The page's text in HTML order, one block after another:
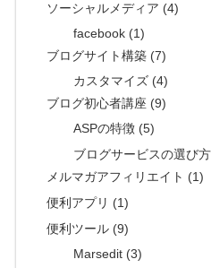
ソーシャルメディア (4)
facebook (1)
ブログサイト構築 (7)
カスタマイズ (4)
ブログ初心者講座 (9)
ASPの特徴 (5)
ブログサービスの選び
メルマガアフィリエイト (1)
便利アプリ (1)
便利ツール (9)
Marsedit (3)